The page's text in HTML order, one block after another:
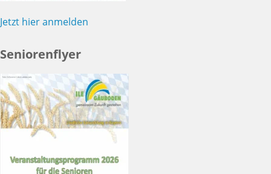
Jetzt hier anmelden
Seniorenflyer